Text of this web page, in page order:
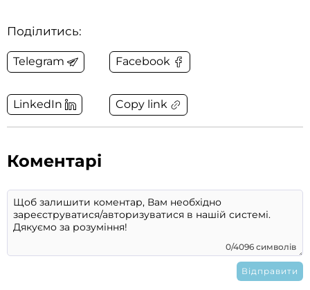
Поділитись:
Telegram Facebook
LinkedIn Copy link
Коментарі
0/4096 символів